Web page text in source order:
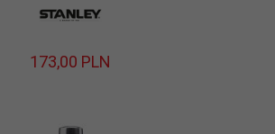
173,00 PLN